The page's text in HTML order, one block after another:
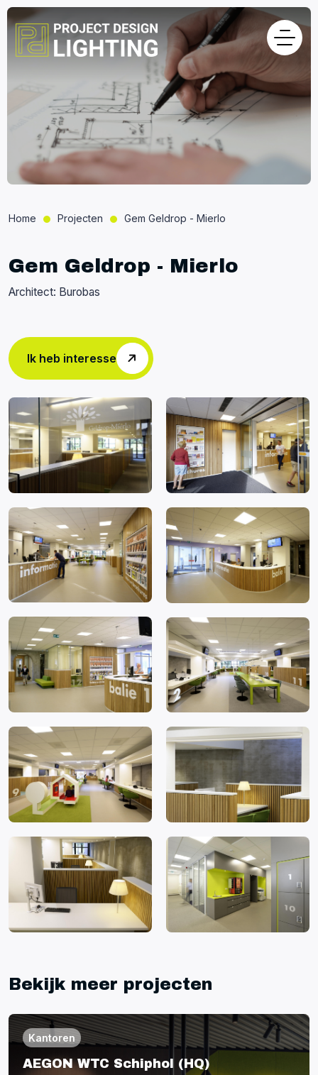
Home Projecten Gem Geldrop - Mierlo
Gem Geldrop - Mierlo
Architect: Burobas
Ik heb interesse
Bekijk meer projecten
Kantoren
AEGON WTC Schiphol (HQ)